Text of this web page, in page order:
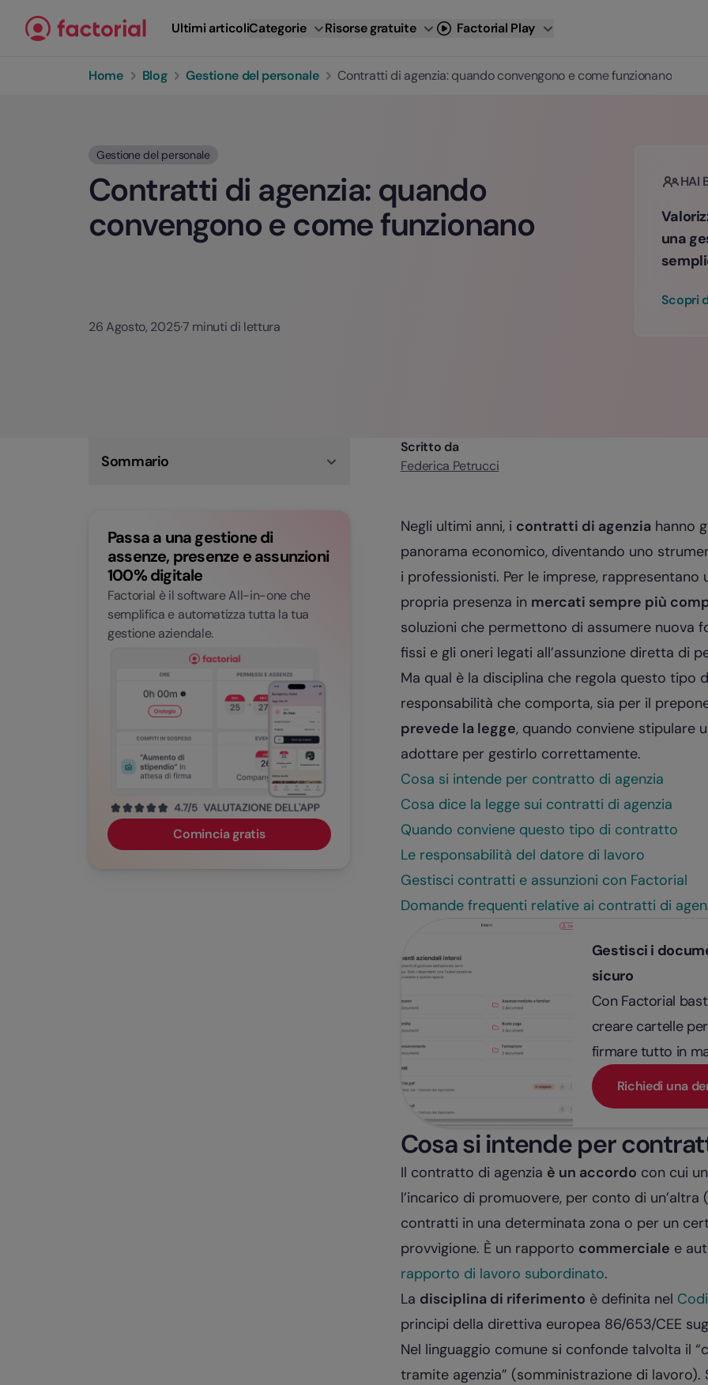
Ultimi articoliCategorie Risorse gratuite Factorial Play
Home Blog Gestione del personale Contratti di agenzia: quando convengono e come funzionano
Gestione del personale
Contratti di agenzia: quando
convengono e come funzionano
26 Agosto, 2025·7 minuti di lettura
HAI
una
Scopri
Sommario
Le responsabilità del datore di lavoro
Gestisci contratti e assunzioni con Factorial
Domande frequenti relative ai contratti di
agenzia
Passa a una gestione di
assenze, presenze e assunzioni
100% digitale
Factorial è il software All-in-one che
semplifica e automatizza tutta la tua
gestione aziendale.
Comincia gratis
Scritto da
Federica Petrucci
Negli ultimi anni, i contratti di agenziahanno
panorama economico, diventando uno
i professionisti. Per le imprese,
propria presenza in mercati sempre più
soluzioni che permettono di assumere nuova
fissi e gli oneri legati all’assunzione diretta di
Ma qual è la disciplina che regola questo tipo
responsabilità che comporta, sia per il
prevede la legge, quando conviene stipulare
adottare per gestirlo correttamente.
Cosa si intende per contratto di agenzia
Cosa dice la legge sui contratti di agenzia
Quando conviene questo tipo di contratto
Le responsabilità del datore di lavoro
Gestisci contratti e assunzioni con Factorial
Domande frequenti relative ai contratti di
Gestisci i
sicuro
Con Factorial
creare cartelle
firmare tutto in
Richiedi una
Cosa si intende per
Il contratto di agenzia è un accordo con cui
l’incarico di promuovere, per conto di
contratti in una determinata zona o per un
provvigione. È un rapporto commerciale e
rapporto di lavoro subordinato.
La disciplina di riferimento è definita nel
principi della direttiva europea 86/653/CEE
Nel linguaggio comune si confonde talvolta il
tramite agenzia” (somministrazione di